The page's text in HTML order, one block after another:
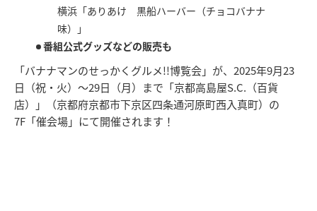
横浜「ありあけ 黒船ハーバー（チョコバナナ
味）」
番組公式グッズなどの販売も
「バナナマンのせっかくグルメ!!博覧会」が、2025年9月23
日（祝・火）～29日（月）まで「京都高島屋S.C.（百貨
店）」（京都府京都市下京区四条通河原町西入真町）の
7F「催会場」にて開催されます！